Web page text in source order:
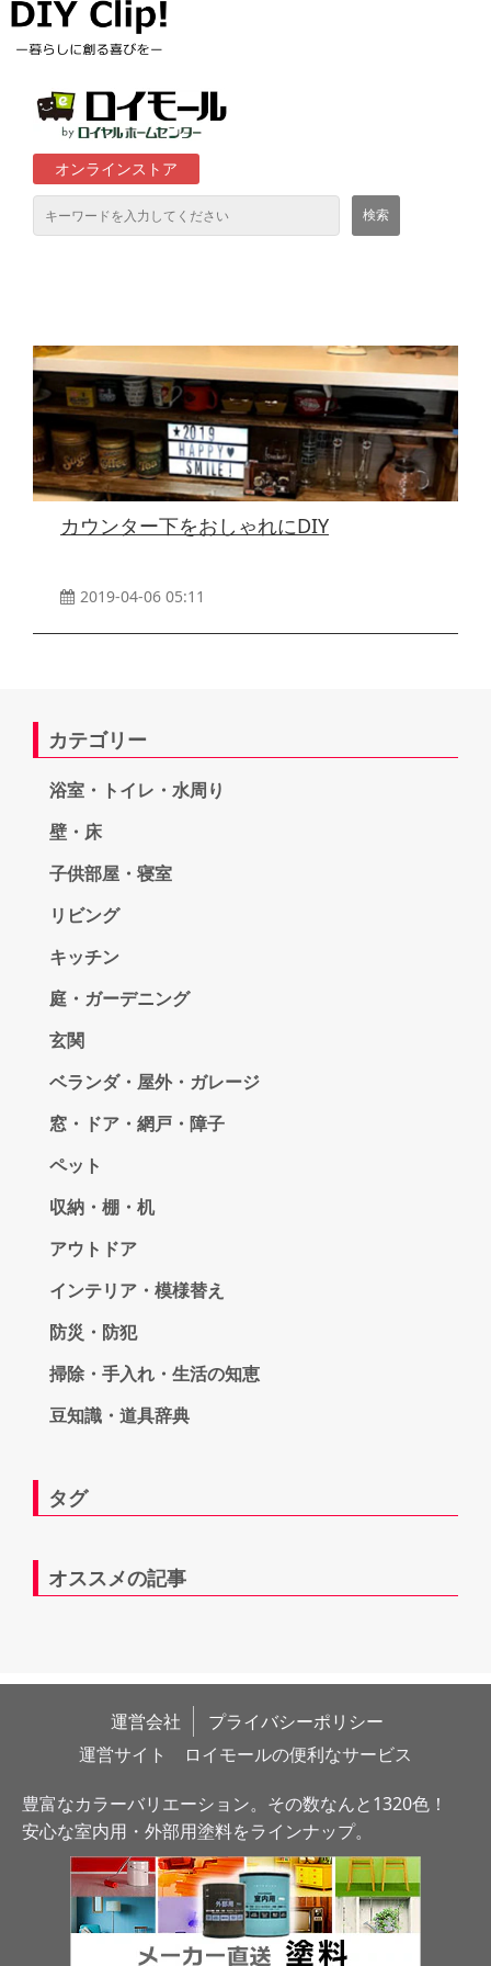
オンラインストア
カウンター下をおしゃれにDIY
2019-04-06 05:11
カテゴリー
浴室・トイレ・水周り
壁・床
子供部屋・寝室
リビング
キッチン
庭・ガーデニング
玄関
ベランダ・屋外・ガレージ
窓・ドア・網戸・障子
ペット
収納・棚・机
アウトドア
インテリア・模様替え
防災・防犯
掃除・手入れ・生活の知恵
豆知識・道具辞典
タグ
オススメの記事
運営会社
プライバシーポリシー
運営サイト　ロイモールの便利なサービス
豊富なカラーバリエーション。その数なんと1320色！
安心な室内用・外部用塗料をラインナップ。